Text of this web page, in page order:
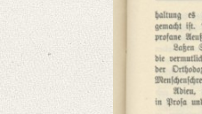
Provider: Dresden,
OAI Id: DE-611-38970
Classification Number:
Number of Pages: 4 S. auf